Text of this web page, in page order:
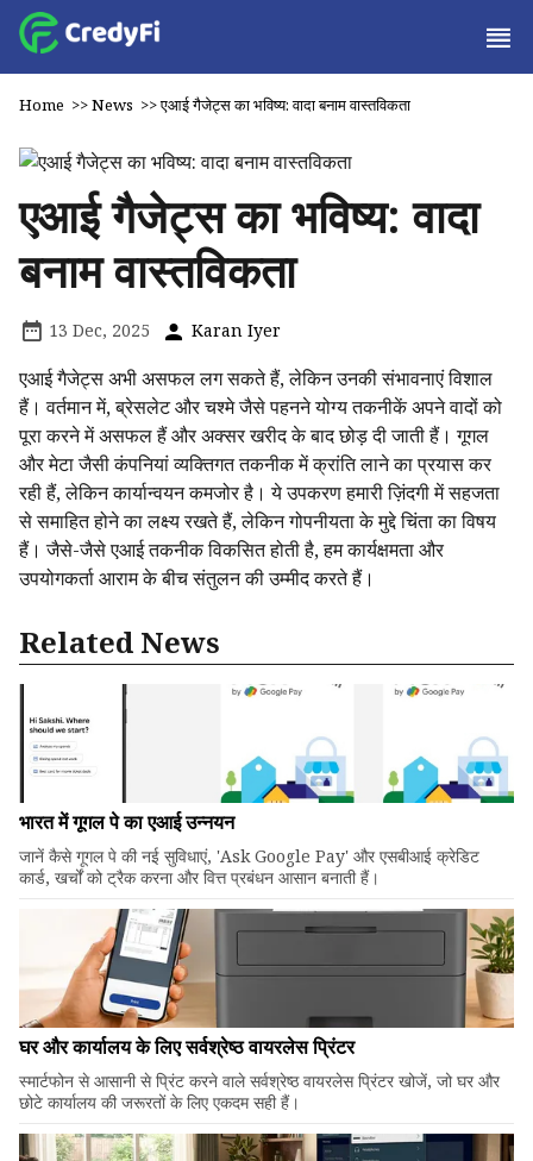
Home >>News >>एआई गैजेट्स का भविष्य: वादा बनाम वास्तविकता
एआई गैजेट्स का भविष्य: वादा
बनाम वास्तविकता
13 Dec, 2025 Karan Iyer
एआई गैजेट्स अभी असफल लग सकते हैं, लेकिन उनकी संभावनाएं विशाल
हैं। वर्तमान में, ब्रेसलेट और चश्मे जैसे पहनने योग्य तकनीकें अपने वादों को
पूरा करने में असफल हैं और अक्सर खरीद के बाद छोड़ दी जाती हैं। गूगल
और मेटा जैसी कंपनियां व्यक्तिगत तकनीक में क्रांति लाने का प्रयास कर
रही हैं, लेकिन कार्यान्वयन कमजोर है। ये उपकरण हमारी ज़िंदगी में सहजता
से समाहित होने का लक्ष्य रखते हैं, लेकिन गोपनीयता के मुद्दे चिंता का विषय
हैं। जैसे-जैसे एआई तकनीक विकसित होती है, हम कार्यक्षमता और
उपयोगकर्ता आराम के बीच संतुलन की उम्मीद करते हैं।
Related News
भारत में गूगल पे का एआई उन्नयन
जानें कैसे गूगल पे की नई सुविधाएं, 'Ask Google Pay' और एसबीआई क्रेडिट
कार्ड, खर्चों को ट्रैक करना और वित्त प्रबंधन आसान बनाती हैं।
घर और कार्यालय के लिए सर्वश्रेष्ठ वायरलेस प्रिंटर
स्मार्टफोन से आसानी से प्रिंट करने वाले सर्वश्रेष्ठ वायरलेस प्रिंटर खोजें, जो घर और
छोटे कार्यालय की जरूरतों के लिए एकदम सही हैं।